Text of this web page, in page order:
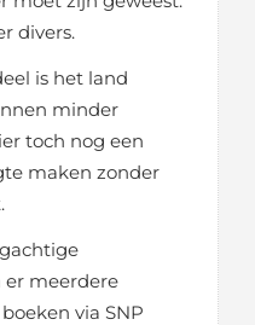
divers.
is het land
minder
toch nog een
maken zonder
meerdere
via SNP